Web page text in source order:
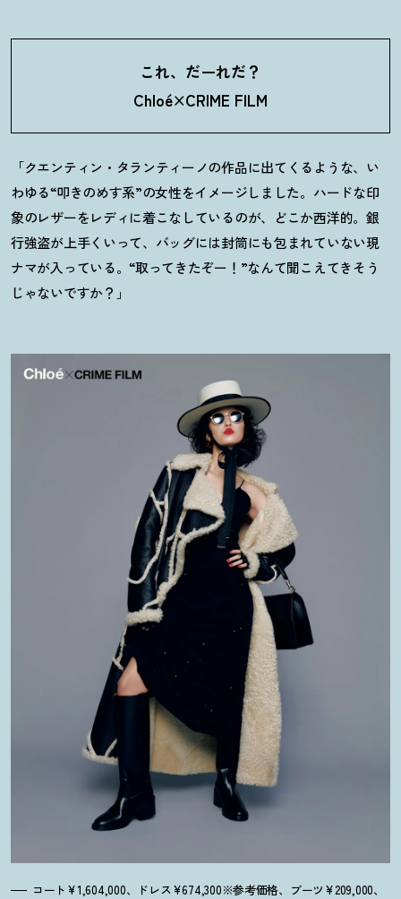
これ、だーれだ ？
Chloé×CRIME FILM
「クエンティン・タランティーノの作品に出てくるような、い
わゆる“叩きのめす系”の女性をイメージしました。ハードな印
象のレザーをレディに着こなしているのが、どこか西洋的。銀
行強盗が上手くいって、バッグには封筒にも包まれていない現
ナマが入っている。“取ってきたぞー！”なんて聞こえてきそう
じゃないですか？」
コート¥1,604,000、ドレス¥674,300※参考価格、ブーツ¥209,000、